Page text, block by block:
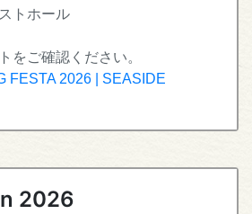
トホール
をご確認ください。
FESTA 2026 | SEASIDE
2026